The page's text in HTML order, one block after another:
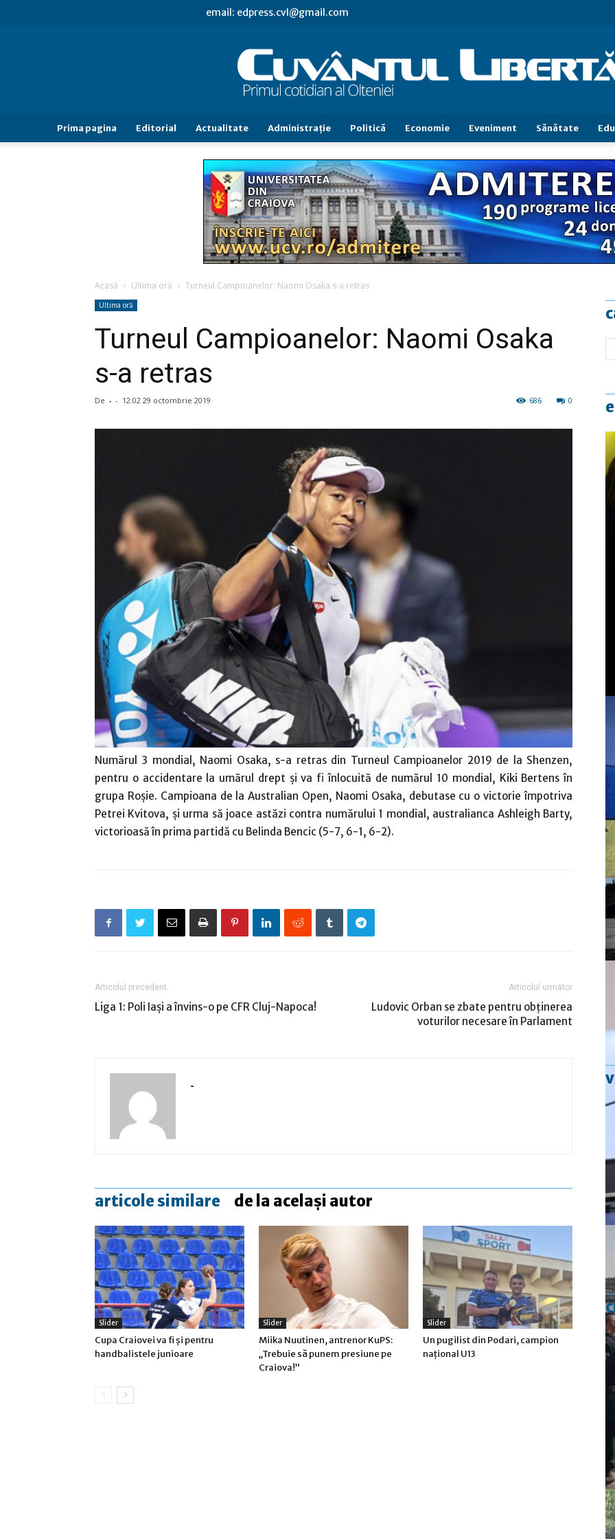
email: edpress.cvl@gmail.com
Cuvântul
Libertăţii
Prima pagina Editorial Actualitate Administraţie Politică Economie Eveniment Sănătate
Acasă Ultima oră Turneul Campioanelor: Naomi Osaka s-a retras
Ultima oră
Turneul Campioanelor: Naomi Osaka
s-a retras
De - - 12:02 29 octombrie 2019 0
686
Numărul 3 mondial, Naomi Osaka, s-a retras din Turneul Campioanelor 2019 de la Shenzen,
pentru o accidentare la umărul drept şi va fi înlocuită de numărul 10 mondial, Kiki Bertens în
grupa Roşie. Campioana de la Australian Open, Naomi Osaka, debutase cu o victorie împotriva
Petrei Kvitova, şi urma să joace astăzi contra numărului 1 mondial, australianca Ashleigh Barty,
victorioasă în prima partidă cu Belinda Bencic (5-7, 6-1, 6-2).
Articolul precedent
Liga 1: Poli Iaşi a învins-o pe CFR Cluj-Napoca!
Articolul următor
Ludovic Orban se zbate pentru obţinerea
voturilor necesare în Parlament
-
articole similare de la același autor
Slider
Cupa Craiovei va fi şi pentru
handbalistele junioare
Slider
Miika Nuutinen, antrenor KuPS:
„Trebuie să punem presiune pe
Craiova!”
Slider
Un pugilist din Podari, campion
naţional U13